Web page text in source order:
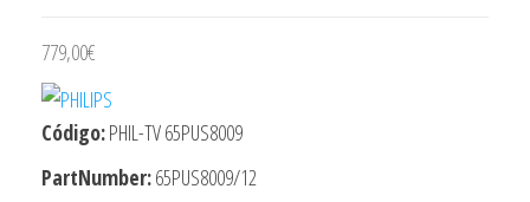
779,00€
Código:PHIL-TV 65PUS8009
PartNumber:65PUS8009/12